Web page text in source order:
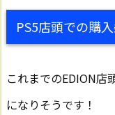
PS5店頭での購
これまでのEDION店
になりそうです！